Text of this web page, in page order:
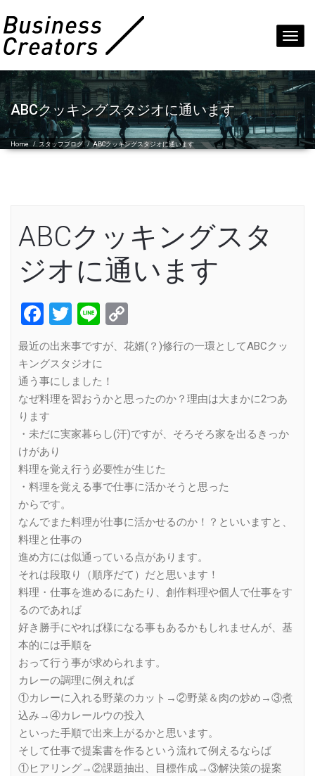
ABCクッキングスタジオに通います
Home / スタッフブログ /ABCクッキングスタジオに通います
ABCクッキングスタ
ジオに通います
Facebook
Twitter
Line
Link
最近の出来事ですが、花婿(？)修行の一環としてABCクッ
キングスタジオに
通う事にしました！
なぜ料理を習おうかと思ったのか？理由は大まかに2つあ
ります
・未だに実家暮らし(汗)ですが、そろそろ家を出るきっか
けがあり
料理を覚え行う必要性が生じた
・料理を覚える事で仕事に活かそうと思った
からです。
なんでまた料理が仕事に活かせるのか！？といいますと、
料理と仕事の
進め方には似通っている点があります。
それは段取り（順序だて）だと思います！
料理・仕事を進めるにあたり、創作料理や個人で仕事をす
るのであれば
好き勝手にやれば様になる事もあるかもしれませんが、基
本的には手順を
おって行う事が求められます。
カレーの調理に例えれば
①カレーに入れる野菜のカット→②野菜＆肉の炒め→③煮
込み→④カレールウの投入
といった手順で出来上がるかと思います。
そして仕事で提案書を作るという流れて例えるならば
①ヒアリング→②課題抽出、目標作成→③解決策の提案